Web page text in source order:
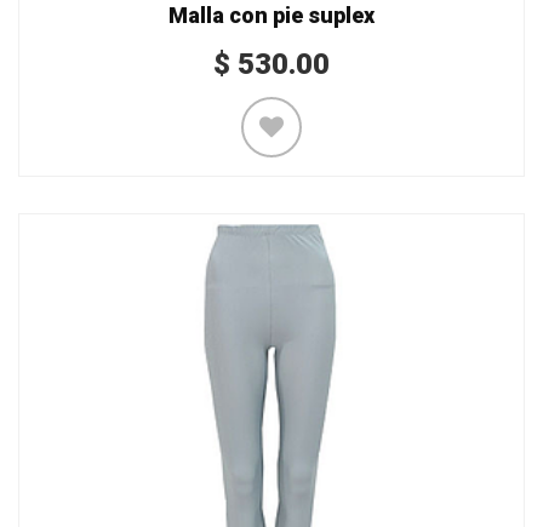
Malla con pie suplex
$ 530.00